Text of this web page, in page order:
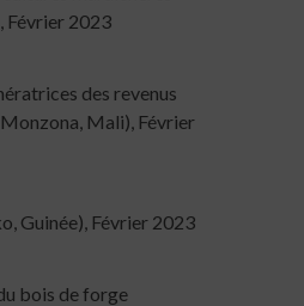
Février 2023
des revenus
Mali), Février
Guinée), Février 2023
bois de forge